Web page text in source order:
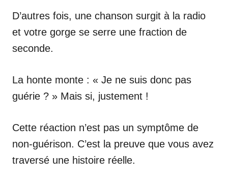
D’autres fois, une chanson surgit à la radio
et votre gorge se serre une fraction de
seconde.
La honte monte : « Je ne suis donc pas
guérie ? » Mais si, justement !
Cette réaction n’est pas un symptôme de
non-guérison. C’est la preuve que vous avez
traversé une histoire réelle.